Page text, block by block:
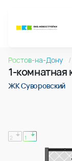
Квартира № 054
1-комнатная
1-комнатная
Ростов-на-Дону
1-комнатная
ЖК Суворовский